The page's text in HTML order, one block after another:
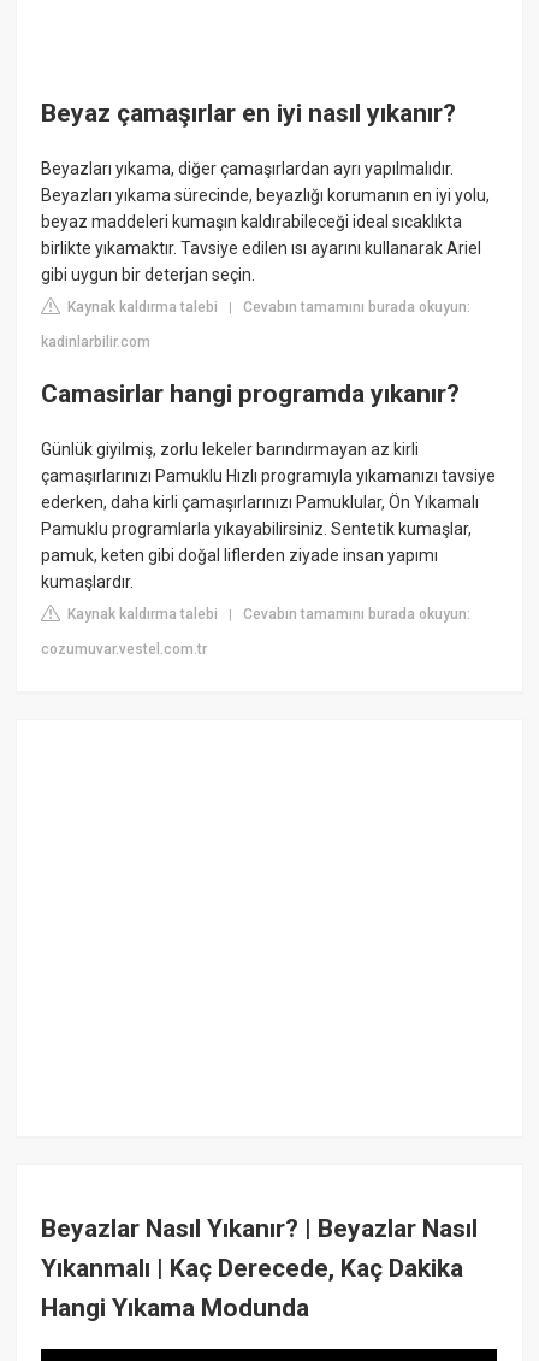
Beyaz çamaşırlar en iyi nasıl yıkanır?
Beyazları yıkama, diğer çamaşırlardan ayrı yapılmalıdır.
Beyazları yıkama sürecinde, beyazlığı korumanın en iyi yolu,
beyaz maddeleri kumaşın kaldırabileceği ideal sıcaklıkta
birlikte yıkamaktır. Tavsiye edilen ısı ayarını kullanarak Ariel
gibi uygun bir deterjan seçin.
Kaynak kaldırma talebi |Cevabın tamamını burada okuyun:
kadinlarbilir.com
Camasirlar hangi programda yıkanır?
Günlük giyilmiş, zorlu lekeler barındırmayan az kirli
çamaşırlarınızı Pamuklu Hızlı programıyla yıkamanızı tavsiye
ederken, daha kirli çamaşırlarınızı Pamuklular, Ön Yıkamalı
Pamuklu programlarla yıkayabilirsiniz. Sentetik kumaşlar,
pamuk, keten gibi doğal liflerden ziyade insan yapımı
kumaşlardır.
Kaynak kaldırma talebi |Cevabın tamamını burada okuyun:
cozumuvar.vestel.com.tr
Beyazlar Nasıl Yıkanır? | Beyazlar Nasıl
Yıkanmalı | Kaç Derecede, Kaç Dakika
Hangi Yıkama Modunda